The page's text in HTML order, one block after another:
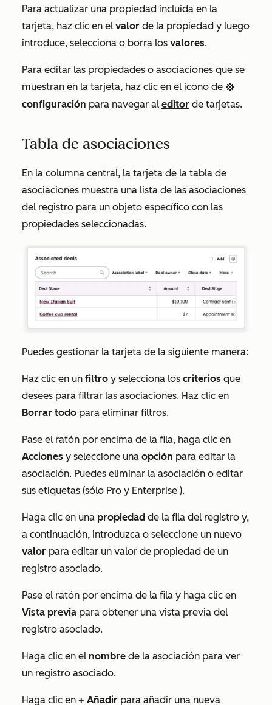
Para actualizar una propiedad incluida en la
tarjeta, haz clic en el valor de la propiedad y luego
introduce, selecciona o borra los valores.
Para editar las propiedades o asociaciones que se
muestran en la tarjeta, haz clic en el icono de settings
configuración para navegar al editor de tarjetas.
Tabla de asociaciones
En la columna central, la tarjeta de la tabla de
asociaciones muestra una lista de las asociaciones
del registro para un objeto específico con las
propiedades seleccionadas.
Puedes gestionar la tarjeta de la siguiente manera:
Haz clic en un filtro y selecciona los criterios que
desees para filtrar las asociaciones. Haz clic en
Borrar todo para eliminar filtros.
Pase el ratón por encima de la fila, haga clic en
Acciones y seleccione una opción para editar la
asociación. Puedes eliminar la asociación o editar
sus etiquetas (sólo Pro y Enterprise ).
Haga clic en una propiedad de la fila del registro y,
a continuación, introduzca o seleccione un nuevo
valor para editar un valor de propiedad de un
registro asociado.
Pase el ratón por encima de la fila y haga clic en
Vista previa para obtener una vista previa del
registro asociado.
Haga clic en el nombre de la asociación para ver
un registro asociado.
Haga clic en + Añadir para añadir una nueva